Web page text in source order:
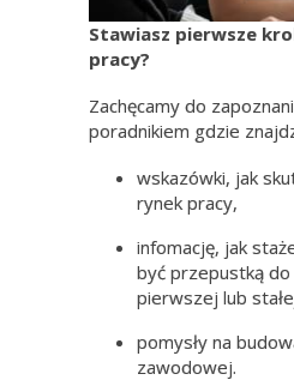
Stawiasz pierwsze
pracy?
Zachęcamy do
poradnikiem gdzie
wskazówki, jak
rynek pracy,
infomację, jak
być przepustką do
pierwszej lub
pomysły na
zawodowej.